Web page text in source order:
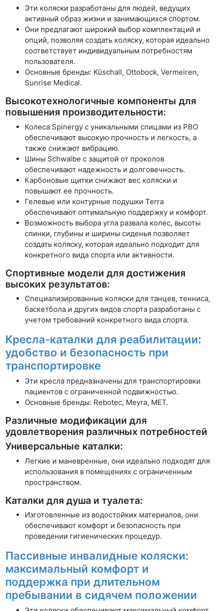
Эти коляски разработаны для людей, ведущих
активный образ жизни и занимающихся спортом.
Они предлагают широкий выбор комплектаций и
опций, позволяя создать коляску, которая идеально
соответствует индивидуальным потребностям
пользователя.
Основные бренды: Küschall, Ottobock, Vermeiren,
Sunrise Medical.
Высокотехнологичные компоненты для
повышения производительности:
Колеса Spinergy с уникальными спицами из PBO
обеспечивают высокую прочность и легкость, а
также снижают вибрацию.
Шины Schwalbe с защитой от проколов
обеспечивают надежность и долговечность.
Карбоновые щитки снижают вес коляски и
повышают ее прочность.
Гелевые или контурные подушки Terra
обеспечивают оптимальную поддержку и комфорт.
Возможность выбора угла развала колес, высоты
спинки, глубины и ширины сиденья позволяет
создать коляску, которая идеально подходит для
конкретного вида спорта или активности.
Спортивные модели для достижения
высоких результатов:
Специализированные коляски для танцев, тенниса,
баскетбола и других видов спорта разработаны с
учетом требований конкретного вида спорта.
Кресла-каталки для реабилитации:
удобство и безопасность при
транспортировке
Эти кресла предназначены для транспортировки
пациентов с ограниченной подвижностью.
Основные бренды: Rebotec, Meyra, MET.
Различные модификации для
удовлетворения различных потребностей
Универсальные каталки:
Легкие и маневренные, они идеально подходят для
использования в помещениях с ограниченным
пространством.
Каталки для душа и туалета:
Изготовленные из водостойких материалов, они
обеспечивают комфорт и безопасность при
проведении гигиенических процедур.
Пассивные инвалидные коляски:
максимальный комфорт и
поддержка при длительном
пребывании в сидячем положении